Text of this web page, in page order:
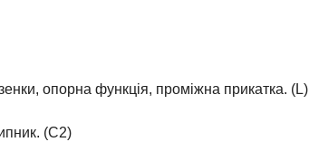
опорна функція, проміжна прикатка. (L)
(C2)